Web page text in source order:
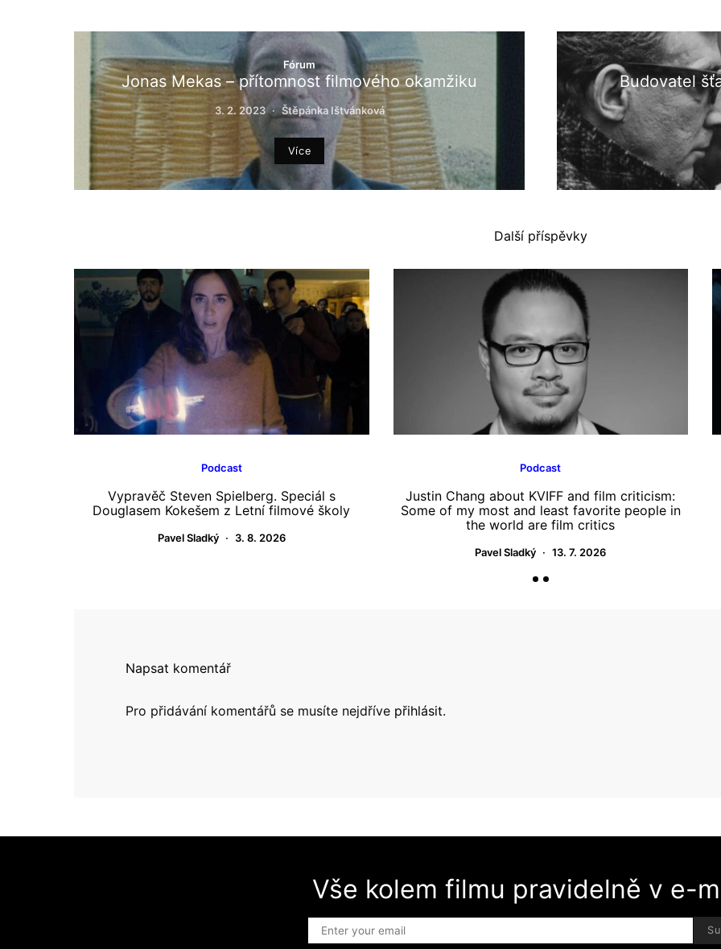
Fórum
Jonas Mekas – přítomnost filmového okamžiku
3. 2. 2023 Štěpánka Ištvánková
Více
Budovatel
Další příspěvky
Podcast
Vypravěč Steven Spielberg. Speciál s
Douglasem Kokešem z Letní filmové školy
Pavel Sladký 3. 8. 2026
Podcast
Justin Chang about KVIFF and film criticism:
Some of my most and least favorite people in
the world are film critics
Pavel Sladký 13. 7. 2026
Napsat komentář
Pro přidávání komentářů se musíte nejdříve přihlásit.
Vše kolem filmu pravidelně v e-